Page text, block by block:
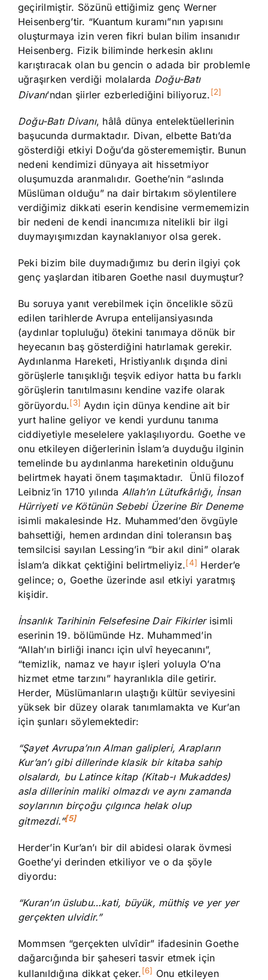
geçirilmiştir. Sözünü ettiğimiz genç Werner
Heisenberg’tir. “Kuantum kuramı”nın yapısını
oluşturmaya izin veren fikri bulan bilim insanıdır
Heisenberg. Fizik biliminde herkesin aklını
karıştıracak olan bu gencin o adada bir problemle
uğraşırken verdiği molalarda Doğu-Batı
Divanı’ndan şiirler ezberlediğini biliyoruz.[2]
Doğu-Batı Divanı, hâlâ dünya entelektüellerinin
başucunda durmaktadır. Divan, elbette Batı’da
gösterdiği etkiyi Doğu’da gösterememiştir. Bunun
nedeni kendimizi dünyaya ait hissetmiyor
oluşumuzda aranmalıdır. Goethe’nin “aslında
Müslüman olduğu” na dair birtakım söylentilere
verdiğimiz dikkati eserin kendisine vermememizin
bir nedeni de kendi inancımıza nitelikli bir ilgi
duymayışımızdan kaynaklanıyor olsa gerek.
Peki bizim bile duymadığımız bu derin ilgiyi çok
genç yaşlardan itibaren Goethe nasıl duymuştur?
Bu soruya yanıt verebilmek için öncelikle sözü
edilen tarihlerde Avrupa entelijansiyasında
(aydınlar topluluğu) ötekini tanımaya dönük bir
heyecanın baş gösterdiğini hatırlamak gerekir.
Aydınlanma Hareketi, Hristiyanlık dışında dini
görüşlerle tanışıklığı teşvik ediyor hatta bu farklı
görüşlerin tanıtılmasını kendine vazife olarak
görüyordu.[3] Aydın için dünya kendine ait bir
yurt haline geliyor ve kendi yurdunu tanıma
ciddiyetiyle meselelere yaklaşılıyordu. Goethe ve
onu etkileyen diğerlerinin İslam’a duyduğu ilginin
temelinde bu aydınlanma hareketinin olduğunu
belirtmek hayati önem taşımaktadır. Ünlü filozof
Leibniz’in 1710 yılında Allah’ın Lütufkârlığı, İnsan
Hürriyeti ve Kötünün Sebebi Üzerine Bir Deneme
isimli makalesinde Hz. Muhammed’den övgüyle
bahsettiği, hemen ardından dini toleransın baş
temsilcisi sayılan Lessing’in “bir akıl dini” olarak
İslam’a dikkat çektiğini belirtmeliyiz.[4] Herder’e
gelince; o, Goethe üzerinde asıl etkiyi yaratmış
kişidir.
İnsanlık Tarihinin Felsefesine Dair Fikirlerisimli
eserinin 19. bölümünde Hz. Muhammed’in
“Allah’ın birliği inancı için ulvî heyecanını”,
“temizlik, namaz ve hayır işleri yoluyla O’na
hizmet etme tarzını” hayranlıkla dile getirir.
Herder, Müslümanların ulaştığı kültür seviyesini
yüksek bir düzey olarak tanımlamakta ve Kur’an
için şunları söylemektedir:
“Şayet Avrupa’nın Alman galipleri, Arapların
Kur’an’ı gibi dillerinde klasik bir kitaba sahip
olsalardı, bu Latince kitap (Kitab-ı Mukaddes)
asla dillerinin maliki olmazdı ve aynı zamanda
soylarının birçoğu çılgınca helak olup
gitmezdi.”[5]
Herder’in Kur’an’ı bir dil abidesi olarak övmesi
Goethe’yi derinden etkiliyor ve o da şöyle
diyordu:
“Kuran’ın üslubu…kati, büyük, müthiş ve yer yer
gerçekten ulvidir.”
Mommsen “gerçekten ulvîdir” ifadesinin Goethe
dağarcığında bir şaheseri tasvir etmek için
kullanıldığına dikkat çeker.[6] Onu etkileyen